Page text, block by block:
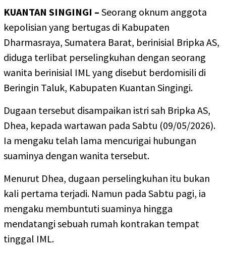
KUANTAN SINGINGI – Seorang oknum anggota
kepolisian yang bertugas di Kabupaten
Dharmasraya, Sumatera Barat, berinisial Bripka AS,
diduga terlibat perselingkuhan dengan seorang
wanita berinisial IML yang disebut berdomisili di
Beringin Taluk, Kabupaten Kuantan Singingi.
Dugaan tersebut disampaikan istri sah Bripka AS,
Dhea, kepada wartawan pada Sabtu (09/05/2026).
Ia mengaku telah lama mencurigai hubungan
suaminya dengan wanita tersebut.
Menurut Dhea, dugaan perselingkuhan itu bukan
kali pertama terjadi. Namun pada Sabtu pagi, ia
mengaku membuntuti suaminya hingga
mendatangi sebuah rumah kontrakan tempat
tinggal IML.